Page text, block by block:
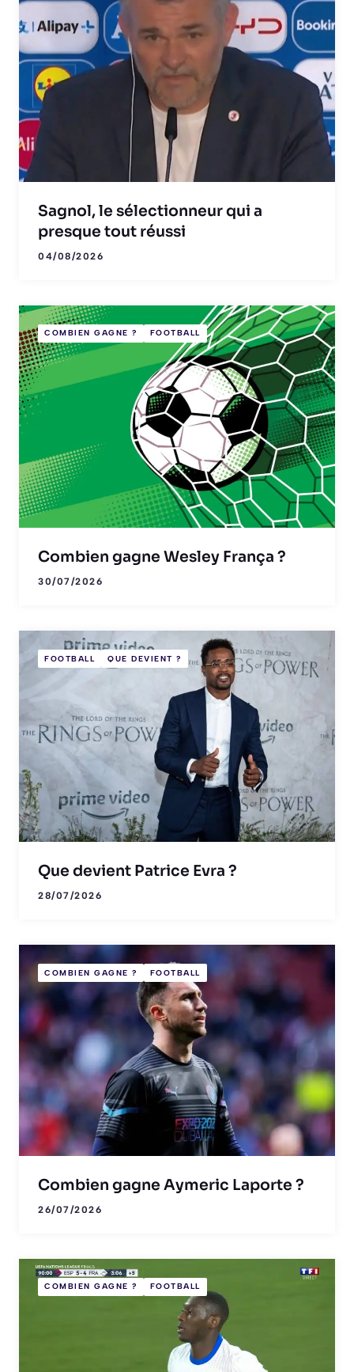
Sagnol, le sélectionneur qui a
presque tout réussi
04/08/2026
COMBIEN GAGNE ? FOOTBALL
Combien gagne Wesley França ?
30/07/2026
FOOTBALL QUE DEVIENT ?
Que devient Patrice Evra ?
28/07/2026
COMBIEN GAGNE ? FOOTBALL
Combien gagne Aymeric Laporte ?
26/07/2026
COMBIEN GAGNE ? FOOTBALL